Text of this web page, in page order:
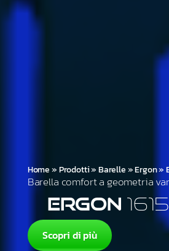
Home»Prodotti»Barelle»Ergon»
Barella comfort a geometria
Ergon
Scopri di più